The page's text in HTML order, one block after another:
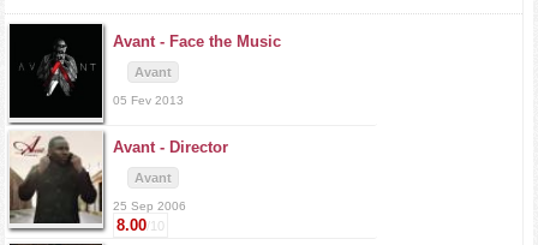
Avant - Face the Music
Avant
05 Fev 2013
Avant - Director
Avant
25 Sep 2006
8.00/10